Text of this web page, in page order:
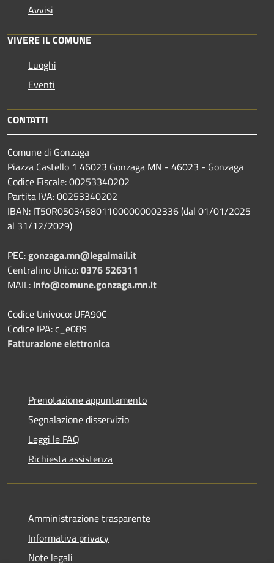
Avvisi
VIVERE IL COMUNE
Luoghi
Eventi
CONTATTI
Comune di Gonzaga
Piazza Castello 1 46023 Gonzaga MN - 46023 - Gonzaga
Codice Fiscale: 00253340202
Partita IVA: 00253340202
IBAN: IT50R0503458011000000002336 (dal 01/01/2025
al 31/12/2029)
PEC:gonzaga.mn@legalmail.it
Centralino Unico:0376 526311
MAIL: info@comune.gonzaga.mn.it
Codice Univoco: UFA90C
Codice IPA: c_e089
Fatturazione elettronica
Prenotazione appuntamento
Segnalazione disservizio
Leggi le FAQ
Richiesta assistenza
Amministrazione trasparente
Informativa privacy
Note legali